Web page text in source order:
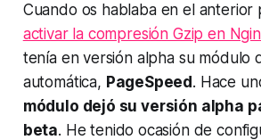
Cuando os hablaba en el anterior
activar la compresión Gzip en
tenía en versión alpha su módulo
automática, PageSpeed. Hace
módulo dejó su versión alpha
beta. He tenido ocasión de